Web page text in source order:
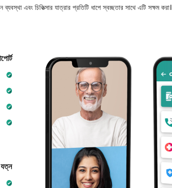
এবং চিকিত্সার যাত্রার প্রতিটি ধাপে স্বচ্ছতার সাথে এটি সক্ষম করা।